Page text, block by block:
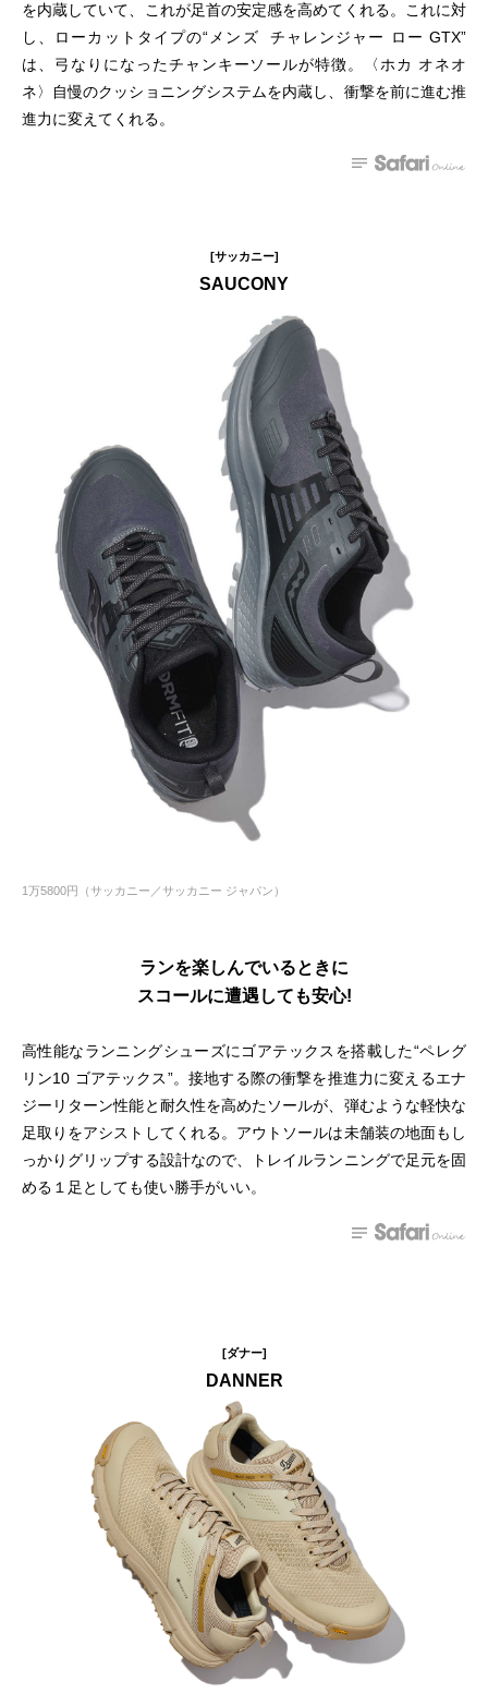
を内蔵していて、これが足首の安定感を高めてくれる。これに対
し、ローカットタイプの“メンズ チャレンジャー ロー GTX”
は、弓なりになったチャンキーソールが特徴。〈ホカ オネオ
ネ〉自慢のクッショニングシステムを内蔵し、衝撃を前に進む推
進力に変えてくれる。
[サッカニー]
SAUCONY
1万5800円（サッカニー／サッカニー ジャパン）
ランを楽しんでいるときに
スコールに遭遇しても安心!
高性能なランニングシューズにゴアテックスを搭載した“ペレグ
リン10 ゴアテックス”。接地する際の衝撃を推進力に変えるエナ
ジーリターン性能と耐久性を高めたソールが、弾むような軽快な
足取りをアシストしてくれる。アウトソールは未舗装の地面もし
っかりグリップする設計なので、トレイルランニングで足元を固
める１足としても使い勝手がいい。
[ダナー]
DANNER